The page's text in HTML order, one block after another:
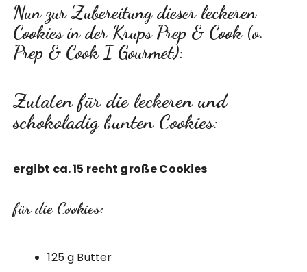
Nun zur Zubereitung dieser leckeren
Cookies in der Krups Prep & Cook (o.
Prep & Cook I Gourmet):
Zutaten für die leckeren und
schokoladig bunten Cookies:
ergibt ca. 15 recht große Cookies
für die Cookies:
125 g Butter